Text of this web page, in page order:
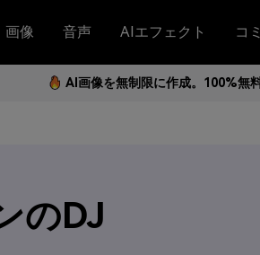
画像 音声 AIエフェクト コ
AI画像を無制限に作成。100%無
のDJ